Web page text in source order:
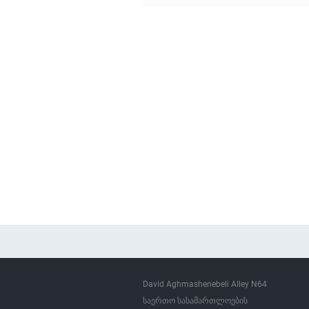
David Aghmashenebeli Alley N64
საერთო სასამართლოების